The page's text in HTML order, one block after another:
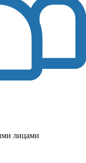
лицами